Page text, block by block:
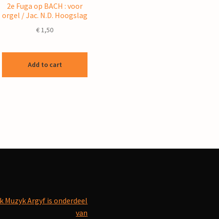
2e Fuga op BACH : voor
orgel / Jac. N.D. Hoogslag
€ 1,50
Add to cart
Muzyk Argyf is onderdeel
van